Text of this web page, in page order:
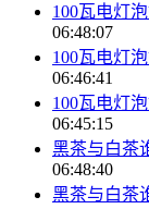
100瓦电灯
06:48:07
100瓦电灯
06:46:41
100瓦电灯
06:45:15
黑茶与白茶
06:48:40
黑茶与白茶